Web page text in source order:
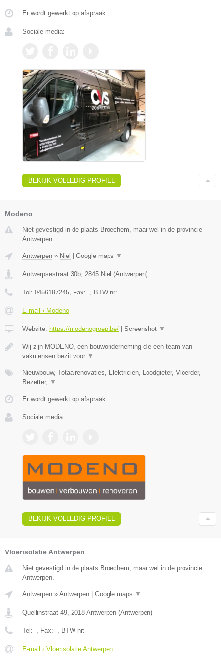
Er wordt gewerkt op afspraak.
Sociale media:
BEKIJK VOLLEDIG PROFIEL
Modeno
Niet gevestigd in de plaats Broechem, maar wel in de provincie
Antwerpen.
Antwerpen » Niel Google maps ▼
Antwerpsestraat 30b 2845 Niel (Antwerpen)
Tel: 0456197245 , Fax: - , BTW-nr: -
E-mail › Modeno
Website: https://modenogroep.be/ Screenshot ▼
Wij zijn MODENO, een bouwonderneming die een team van
vakmensen bezit voor ▼
Nieuwbouw, Totaalrenovaties, Elektricien, Loodgieter, Vloerder,
Bezetter,
▼
Er wordt gewerkt op afspraak.
Sociale media:
BEKIJK VOLLEDIG PROFIEL
Vloerisolatie Antwerpen
Niet gevestigd in de plaats Broechem, maar wel in de provincie
Antwerpen.
Antwerpen » Antwerpen Google maps ▼
Quellinstraat 49, 2018 Antwerpen (Antwerpen)
Tel: -, Fax: -, BTW-nr: -
E-mail › Vloerisolatie Antwerpen